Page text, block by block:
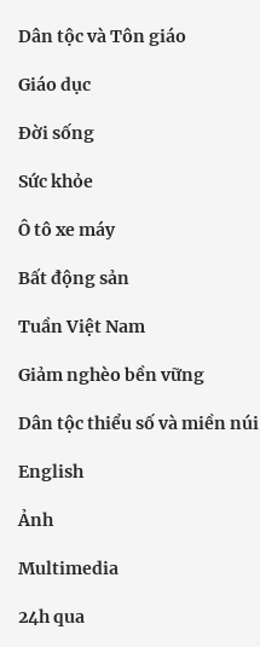
Dân tộc và Tôn giáo
Giáo dục
Đời sống
Sức khỏe
Ô tô xe máy
Bất động sản
Tuần Việt Nam
Giảm nghèo bền vững
Dân tộc thiểu số và miền núi
English
Ảnh
Multimedia
24h qua